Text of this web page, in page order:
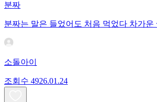
분짜
분짜는 말은 들었어도 처음 먹었다 차가
소돌아이
조회수 4926.01.24